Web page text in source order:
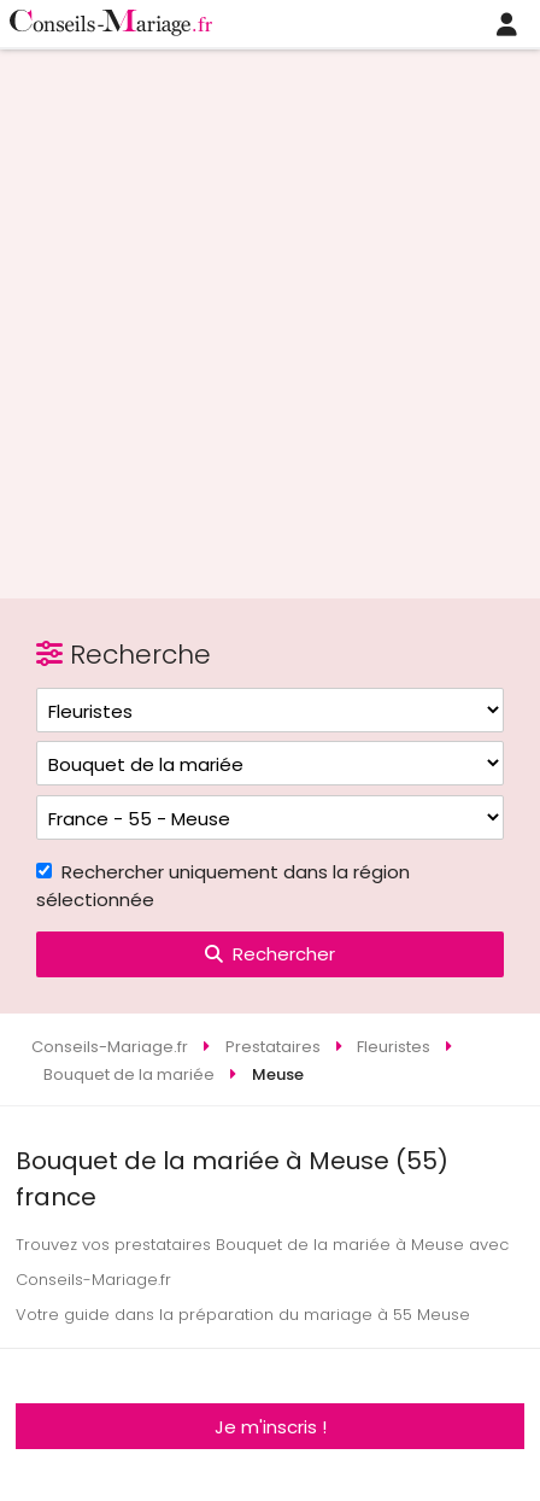
Recherche
Rechercher uniquement dans la région
sélectionnée
Rechercher
Conseils-Mariage.fr Prestataires
Fleuristes
Bouquet de la mariée
Meuse
Bouquet de la mariée à Meuse (55)
france
Trouvez vos prestataires Bouquet de la mariée à Meuse avec
Conseils-Mariage.fr
Votre guide dans la préparation du mariage à 55 Meuse
Je m'inscris !